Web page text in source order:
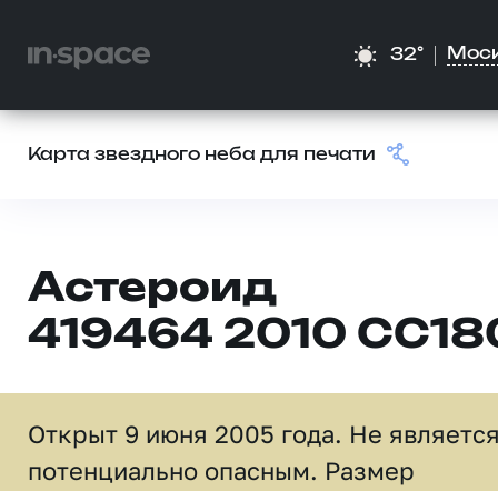
32°
Карта звездного неба для печати
Астероид
419464 2010
Открыт 9 июня 2005 года. Не
потенциально опасным. Размер